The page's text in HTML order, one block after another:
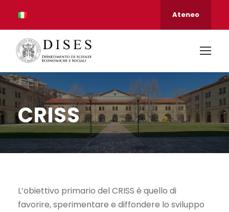
Ateneo
CRISS
L’obiettivo primario del CRISS è quello di
favorire, sperimentare e diffondere lo sviluppo